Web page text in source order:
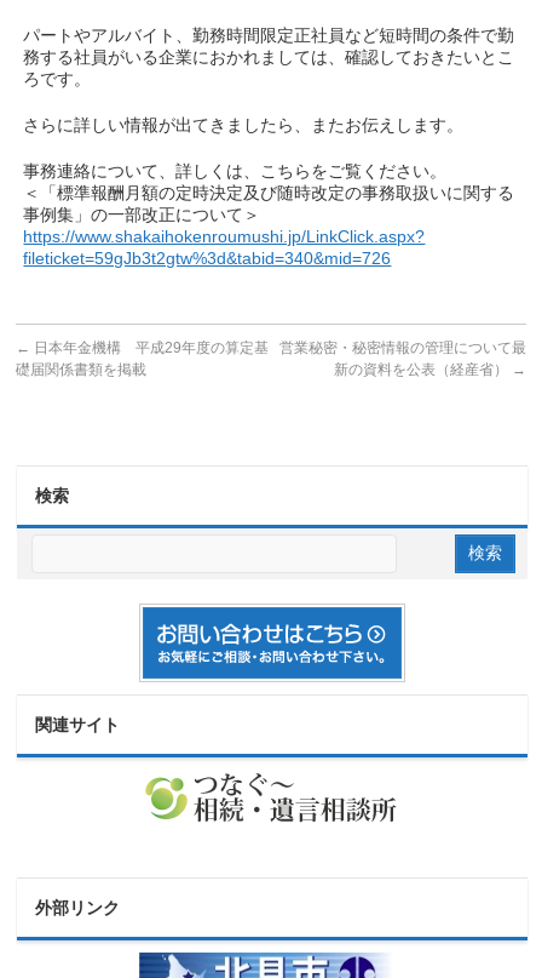
パートやアルバイト、勤務時間限定正社員など短時間の条件で勤
務する社員がいる企業におかれましては、確認しておきたいとこ
ろです。
さらに詳しい情報が出てきましたら、またお伝えします。
事務連絡について、詳しくは、こちらをご覧ください。
＜「標準報酬月額の定時決定及び随時改定の事務取扱いに関する
事例集」の一部改正について＞
https://www.shakaihokenroumushi.jp/LinkClick.aspx?
fileticket=59gJb3t2gtw%3d&tabid=340&mid=726
← 日本年金機構 平成29年度の算定基
礎届関係書類を掲載
営業秘密・秘密情報の管理について最
新の資料を公表（経産省）
→
検索
関連サイト
外部リンク